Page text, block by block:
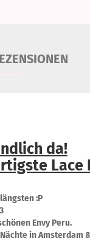
da!
Lace
:P
Envy Peru.
in Amsterdam